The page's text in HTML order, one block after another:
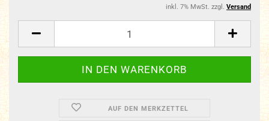
inkl. 7% MwSt. zzgl. Versand
AUF DEN MERKZETTEL